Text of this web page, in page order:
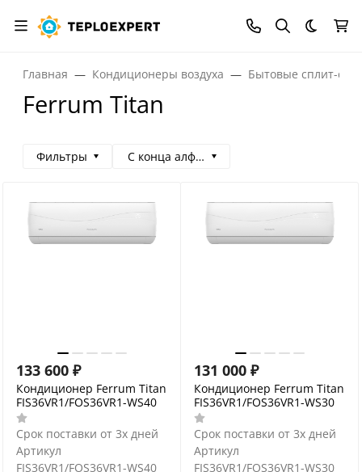
Темная
Главная Кондиционеры воздуха Бытовые сплит-
Ferrum Titan
Фильтры С конца алфавита
133 600 ₽
Кондиционер Ferrum Titan
FIS36VR1/FOS36VR1-WS40
Срок поставки от 3х дней
Артикул
FIS36VR1/FOS36VR1-WS40
131 000 ₽
Кондиционер Ferrum Titan
FIS36VR1/FOS36VR1-WS30
Срок поставки от 3х дней
Артикул
FIS36VR1/FOS36VR1-WS30